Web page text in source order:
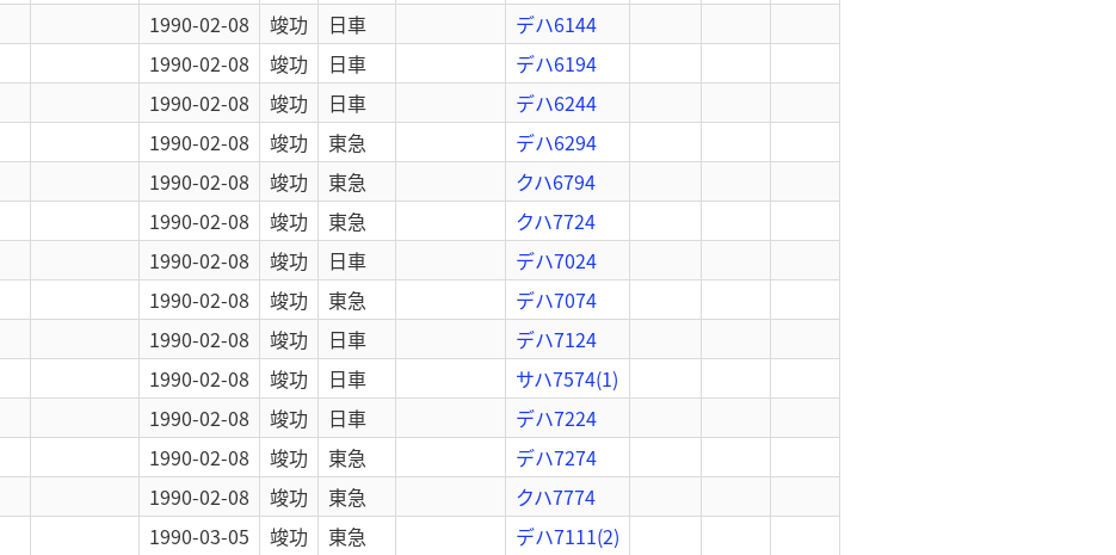
1990-02-08
竣功 日車
デハ6144
1990-02-08
竣功 日車
デハ6194
1990-02-08
竣功 日車
デハ6244
1990-02-08
竣功 東急
デハ6294
1990-02-08
竣功 東急
クハ6794
1990-02-08
竣功 東急
クハ7724
1990-02-08
竣功 日車
デハ7024
1990-02-08
竣功 東急
デハ7074
1990-02-08
竣功 日車
デハ7124
1990-02-08
竣功 日車
サハ7574(1)
1990-02-08
竣功 日車
デハ7224
1990-02-08
竣功 東急
デハ7274
1990-02-08
竣功 東急
クハ7774
1990-03-05
竣功 東急 デハ7111(2)